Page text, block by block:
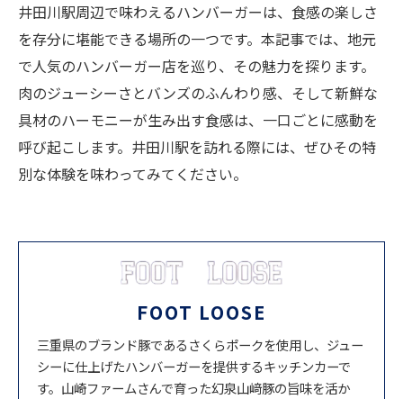
井田川駅周辺で味わえるハンバーガーは、食感の楽しさ
を存分に堪能できる場所の一つです。本記事では、地元
で人気のハンバーガー店を巡り、その魅力を探ります。
肉のジューシーさとバンズのふんわり感、そして新鮮な
具材のハーモニーが生み出す食感は、一口ごとに感動を
呼び起こします。井田川駅を訪れる際には、ぜひその特
別な体験を味わってみてください。
FOOT LOOSE
三重県のブランド豚であるさくらポークを使用し、ジュー
シーに仕上げたハンバーガーを提供するキッチンカーで
す。山崎ファームさんで育った幻泉山﨑豚の旨味を活か